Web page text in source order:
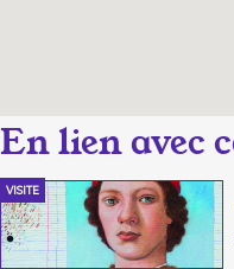
VISITE